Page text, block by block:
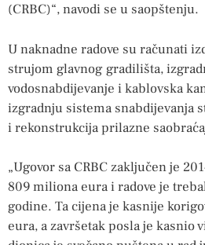
(CRBC)“, navodi se u saopštenju.
U naknadne radove su računati
strujom glavnog gradilišta,
vodosnabdijevanje i kablovska
izgradnju sistema snabdijevanja
i rekonstrukcija prilazne
„Ugovor sa CRBC zaključen je
809 miliona eura i radove je
godine. Ta cijena je kasnije
eura, a završetak posla je kasnio